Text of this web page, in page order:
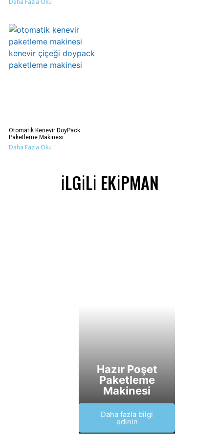
Otomatik Kenevir DoyPack
Paketleme Makinesi
Daha Fazla Oku "
İLGİLİ EKİPMAN
Hazır Poşet
Paketleme
Makinesi
Daha fazla bilgi
edinin